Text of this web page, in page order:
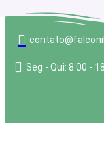
Seg - Qui: 8:00 -